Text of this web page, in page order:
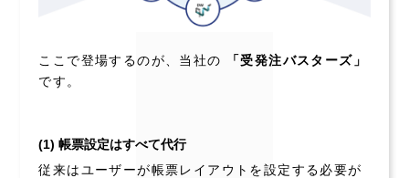
ここで登場するのが、当社の
「受発注バスターズ」
です。
(1) 帳票設定はすべて代行
従来はユーザーが帳票レイアウトを設定する必要が